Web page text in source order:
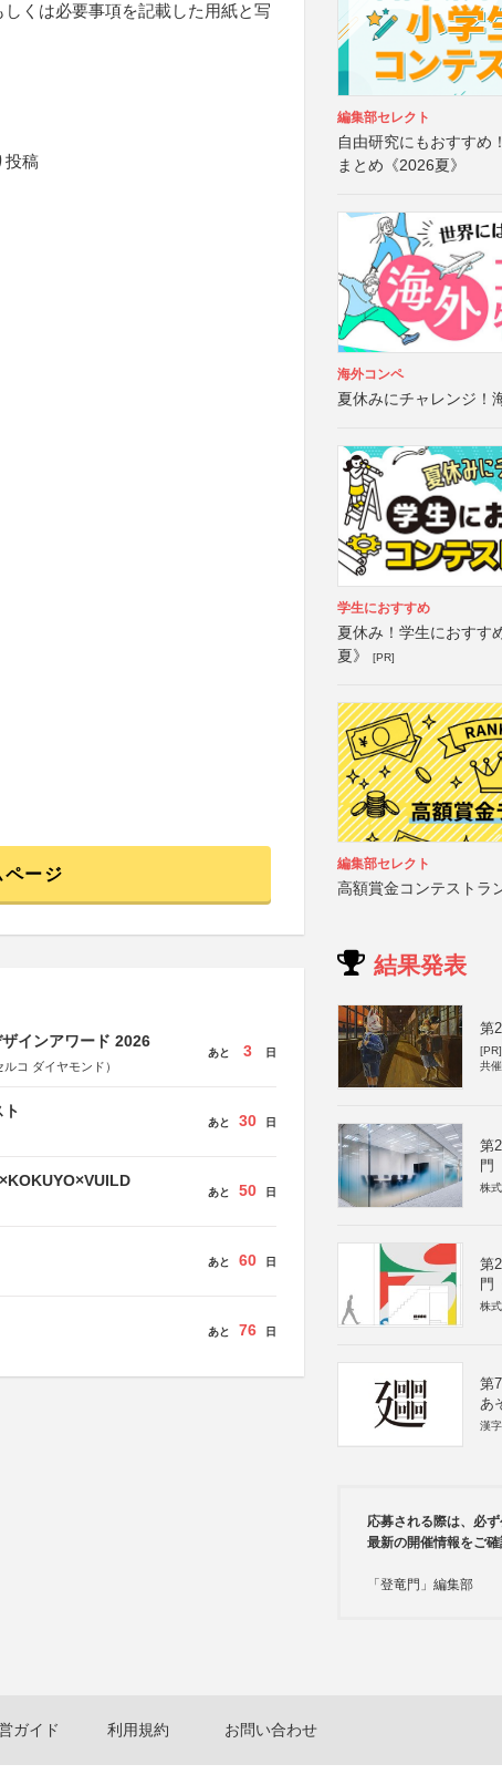
くは必要事項を記載した用紙と写
投稿
ページ
インアワード 2026
コ ダイヤモンド）
あと 3 日
あと 30 日
あと 50 日
あと 60 日
あと 76 日
編集部セレクト
自由研究にもおすすめ
まとめ《2026夏》
海外コンペ
夏休みにチャレンジ！
学生におすすめ
夏休み！学生におすす
夏》
[PR]
編集部セレクト
高額賞金コンテストラ
結果発表
第
[PR]
共
第
門
株
第
門
株
第
あ
漢
応募される際は、必
最新の開催情報をご確
「登竜門」編集部
ガイド 利用規約 お問い合わせ